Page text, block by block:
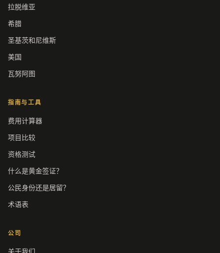
拉脱维亚
希腊
圣基茨和尼维斯
美国
瓦努阿图
指南与工具
费用计算器
项目比较
资格测试
什么是黄金签证？
公民身份还是居留？
术语表
公司
关于我们